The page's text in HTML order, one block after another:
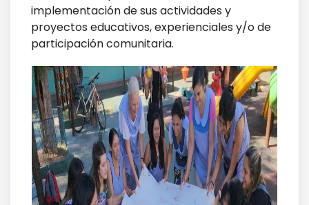
implementación de sus actividades y
proyectos educativos, experienciales y/o de
participación comunitaria.